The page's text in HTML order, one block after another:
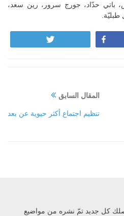
باتي حدّاد، جورج سرور، رين سعد،
طبليّة.
المقال السابق
تنظيم اجتماع أكثر حيوية عن بعد
كل جديد تمّ نشره من مواضيع